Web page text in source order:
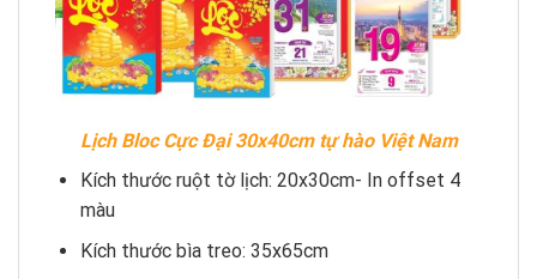
Lịch Bloc Cực Đại 30x40cm tự hào Việt Nam
Kích thước ruột tờ lịch: 20x30cm- In offset 4
màu
Kích thước bìa treo: 35x65cm